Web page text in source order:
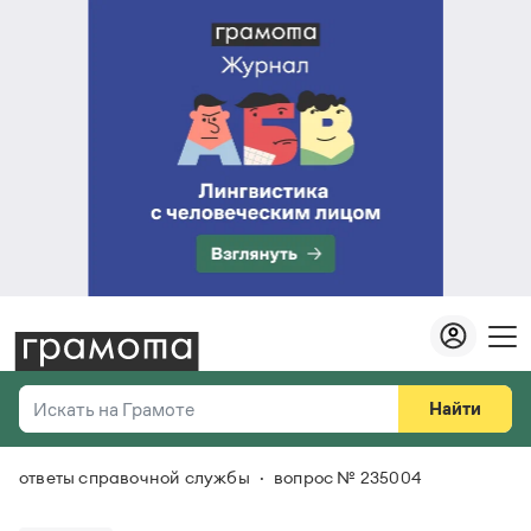
Искать на Грамоте
Справочная служба
Найти
Везде
ответы справочной службы вопрос № 235004